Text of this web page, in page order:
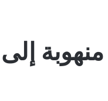
منهوبة إلى